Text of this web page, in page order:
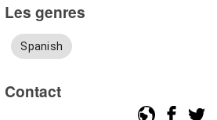
Les genres
Spanish
Contact